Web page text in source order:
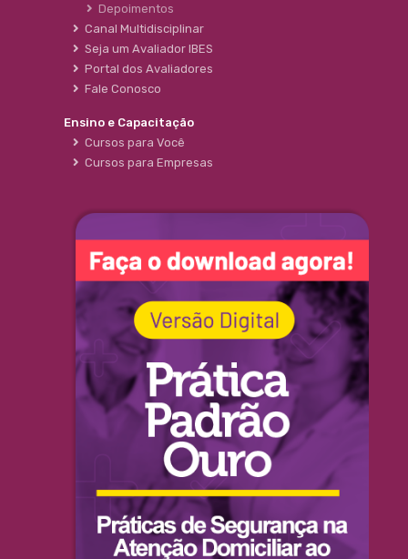
Depoimentos
Canal Multidisciplinar
Seja um Avaliador IBES
Portal dos Avaliadores
Fale Conosco
Ensino e Capacitação
Cursos para Você
Cursos para Empresas